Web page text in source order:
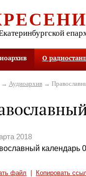
О
Аудиоархив→
2018
календарь
файл Копировать